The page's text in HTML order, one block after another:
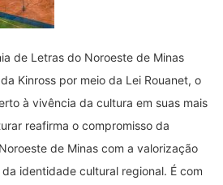
de Letras do Noroeste de Minas
Kinross por meio da Lei Rouanet, o
à vivência da cultura em suas mais
reafirma o compromisso da
de Minas com a valorização
identidade cultural regional. É com